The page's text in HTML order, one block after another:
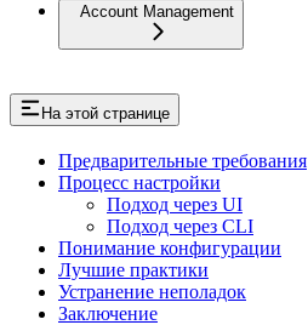
Account Management
На этой странице
Предварительные требования
Процесс настройки
Подход через UI
Подход через CLI
Понимание конфигурации
Лучшие практики
Устранение неполадок
Заключение